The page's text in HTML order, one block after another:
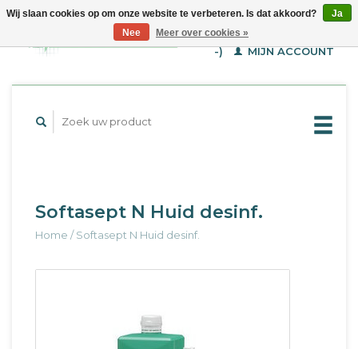
WINKELWAGEN (€--,-
-)
MIJN ACCOUNT
Softasept N Huid desinf.
Home /Softasept N Huid desinf.
Wij slaan cookies op om onze website te verbeteren. Is dat akkoord?
Ja
Nee
Meer over cookies »